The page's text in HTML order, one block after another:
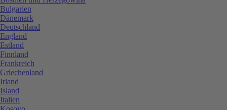
Bulgarien
Dänemark
Deutschland
England
Estland
Finnland
Frankreich
Griechenland
Irland
Island
Italien